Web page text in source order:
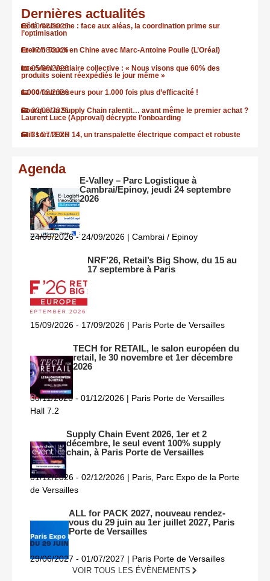
Dernières actualités
10/08/2026
Côté recherche : face aux aléas, la coordination prime sur
l’optimisation
07/08/2026
French Touch en Chine avec Marc-Antoine Poulle (L’Oréal)
05/08/2026
Interview Vestiaire collective : « Nous visons que 60% des
produits soient réexpédiés le jour même »
04/08/2026
1.000 fournisseurs pour 1.000 fois plus d’efficacité !
03/08/2026
Pourquoi la Supply Chain ralentit… avant même le premier achat ?
Laurent Luce (Approval) décrypte l’onboarding
31/07/2026
Still sort l’EXH 14, un transpalette électrique compact et robuste
Agenda
E-Valley – Parc Logistique à
Cambrai/Epinoy, jeudi 24 septembre
2026
24/09/2026 - 24/09/2026 | Cambrai / Epinoy
NRF’26, Retail’s Big Show, du 15 au
17 septembre à Paris
15/09/2026 - 17/09/2026 | Paris Porte de Versailles
TECH for RETAIL, le salon européen du
retail, le 30 novembre et 1er décembre
2026
30/11/2026 - 01/12/2026 | Paris Porte de Versailles
Hall 7.2
Supply Chain Event 2026, 1er et 2
décembre, le seul event 100% supply
chain, à Paris Porte de Versailles
01/12/2026 - 02/12/2026 | Paris, Parc Expo de la Porte
de Versailles
ALL for PACK 2027, nouveau rendez-
vous du 29 juin au 1er juillet 2027, Paris
Porte de Versailles
29/06/2027 - 01/07/2027 | Paris Porte de Versailles
VOIR TOUS LES ÉVÈNEMENTS